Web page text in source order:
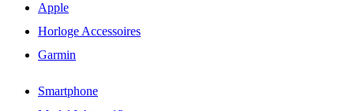
Apple
Horloge Accessoires
Garmin
Smartphone